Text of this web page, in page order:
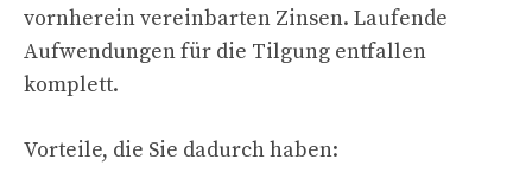
vornherein vereinbarten Zinsen. Laufende
Aufwendungen für die Tilgung entfallen
komplett.
Vorteile, die Sie dadurch haben: